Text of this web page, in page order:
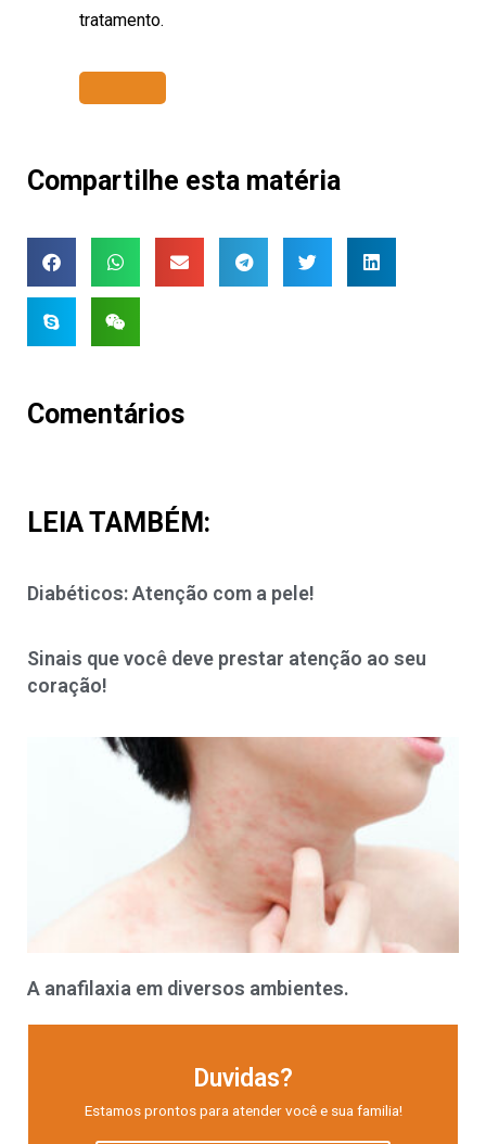
tratamento.
Compartilhe esta matéria
Comentários
LEIA TAMBÉM:
Diabéticos: Atenção com a pele!
Sinais que você deve prestar atenção ao seu
coração!
A anafilaxia em diversos ambientes.
Duvidas?
Estamos prontos para atender você e sua familia!